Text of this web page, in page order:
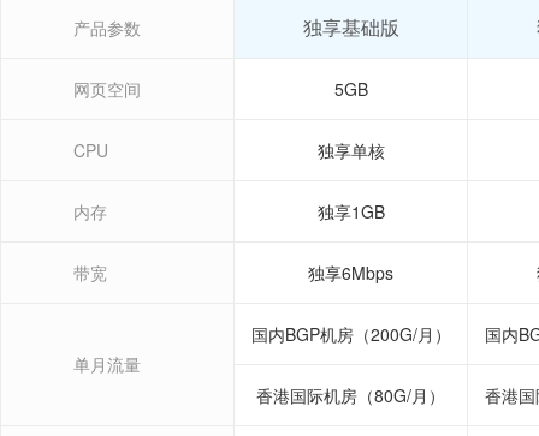
产品参数 独享基础版
网页空间 5GB
CPU 独享单核
内存 独享1GB
带宽 独享6Mbps
单月流量
国内BGP机房（200G/月） 国内
香港国际机房（80G/月） 香港